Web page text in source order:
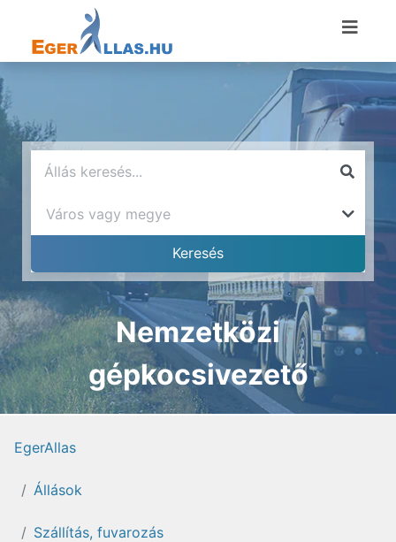
Nemzetközi
gépkocsivezető
EgerAllas
Állások
Szállítás, fuvarozás